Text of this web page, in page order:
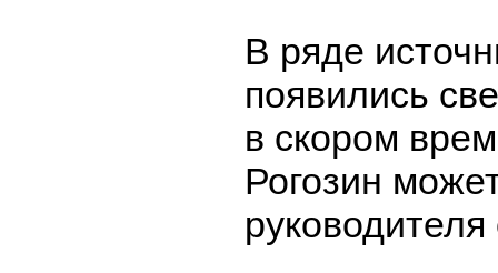
В ряде
появились
в скором
Рогозин